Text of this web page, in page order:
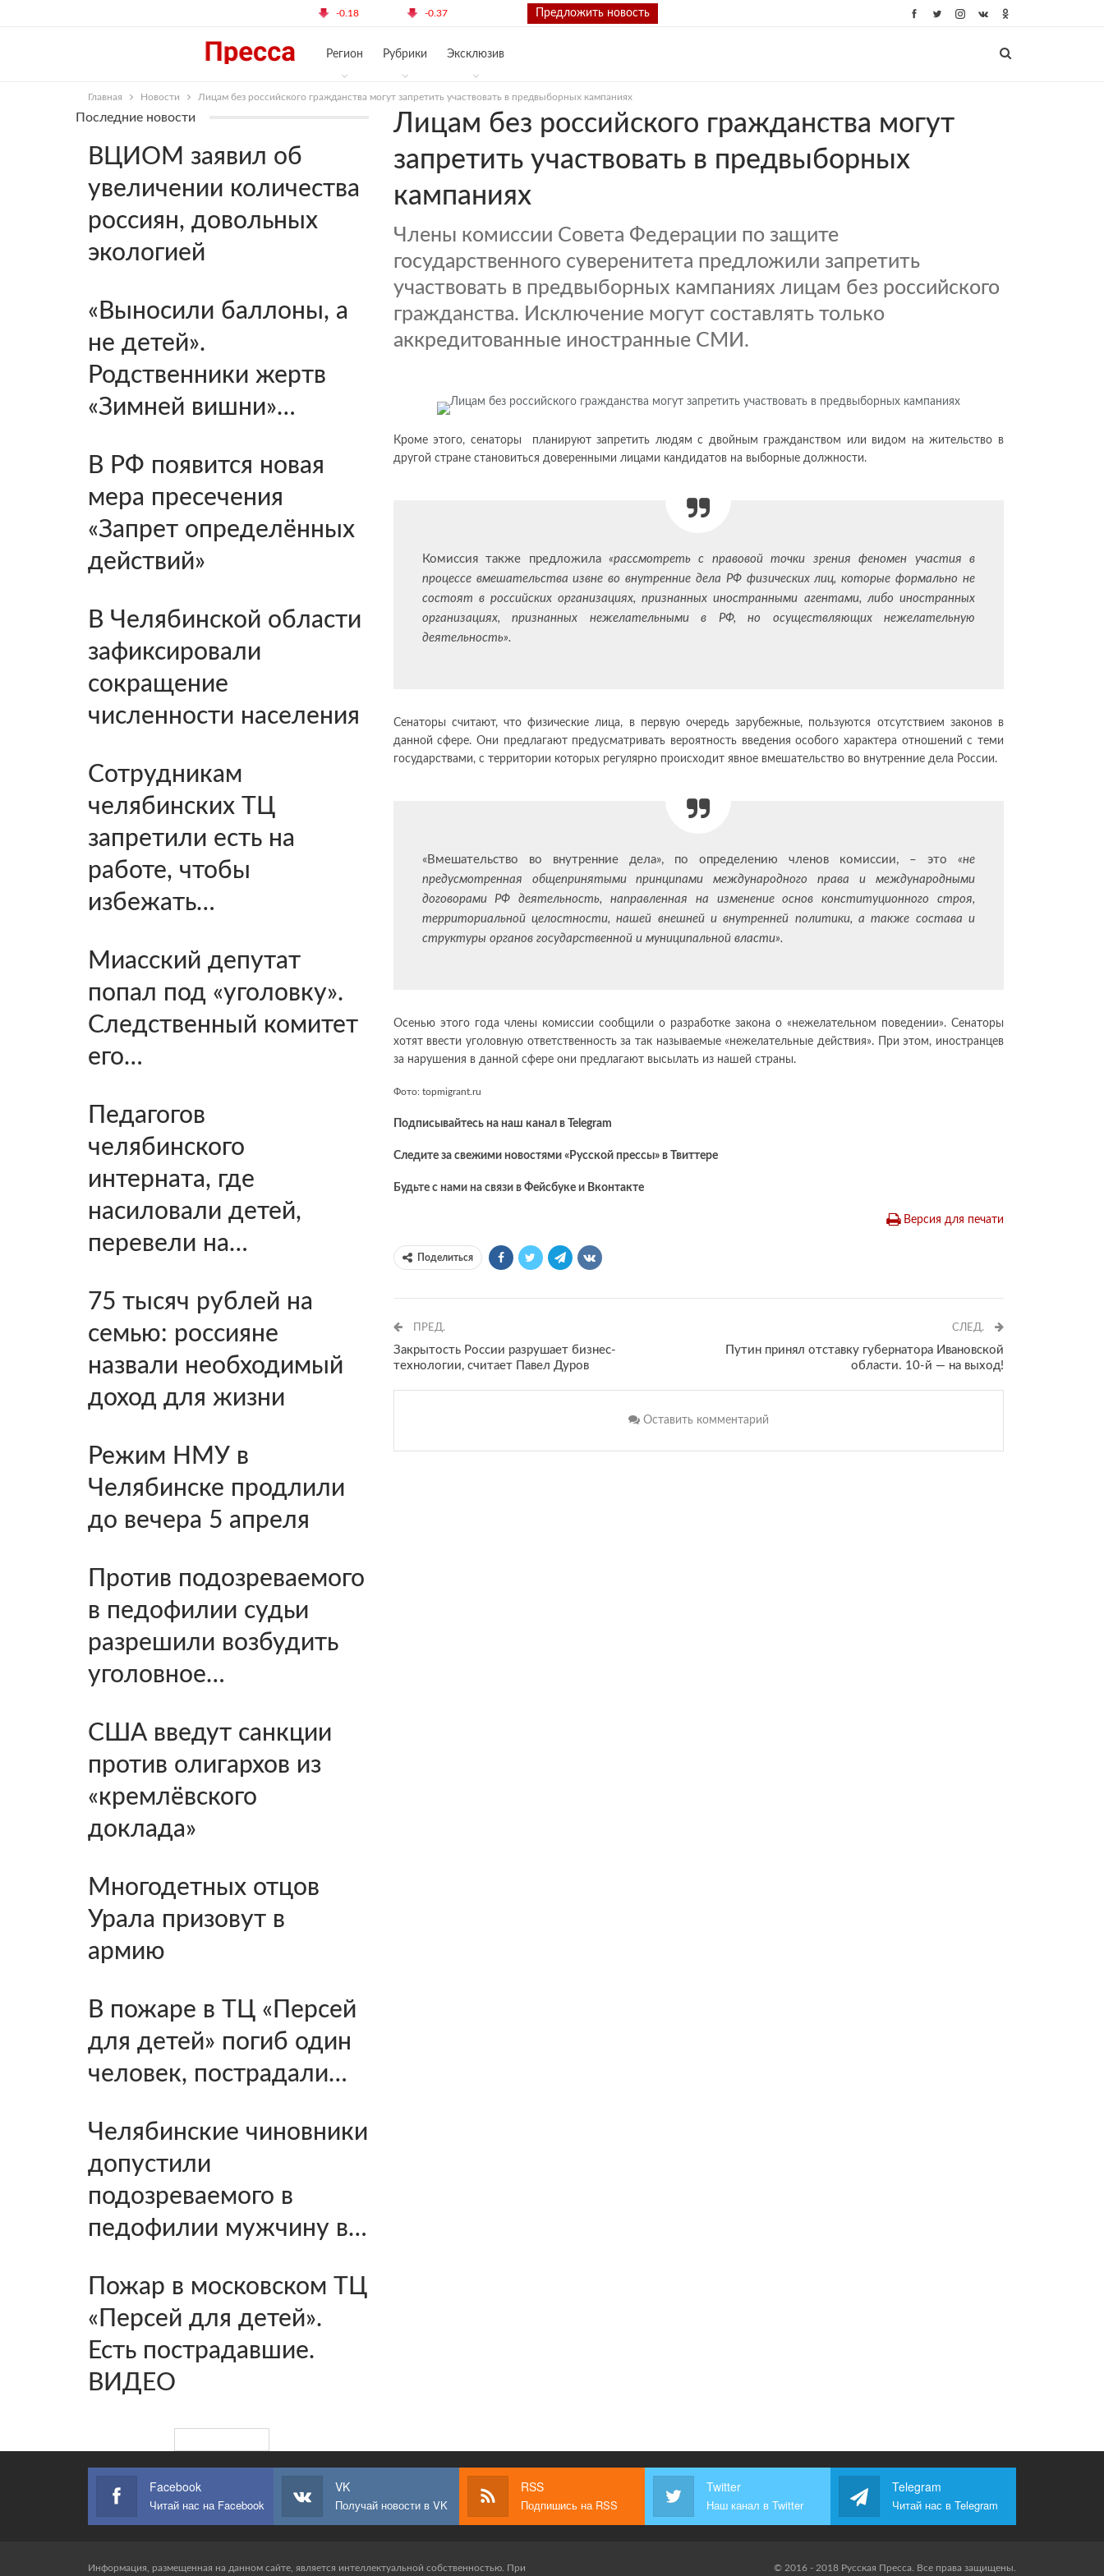
-0.18 -0.37 Предложить новость
Регион Рубрики Эксклюзив
Главная Новости Лицам без российского гражданства могут запретить участвовать в предвыборных кампаниях
Лицам без российского гражданства могут
запретить участвовать в предвыборных
кампаниях
Члены комиссии Совета Федерации по защите
государственного суверенитета предложили запретить
участвовать в предвыборных кампаниях лицам без российского
гражданства. Исключение могут составлять только
аккредитованные иностранные СМИ.
Кроме этого, сенаторы планируют запретить людям с двойным гражданством или видом на жительство в
другой стране становиться доверенными лицами кандидатов на выборные должности.
Комиссия также предложила «рассмотреть с правовой точки зрения феномен участия в
процессе вмешательства извне во внутренние дела РФ физических лиц, которые формально не
состоят в российских организациях, признанных иностранными агентами, либо иностранных
организациях, признанных нежелательными в РФ, но осуществляющих нежелательную
деятельность».
Сенаторы считают, что физические лица, в первую очередь зарубежные, пользуются отсутствием законов в
данной сфере. Они предлагают предусматривать вероятность введения особого характера отношений с теми
государствами, с территории которых регулярно происходит явное вмешательство во внутренние дела России.
«Вмешательство во внутренние дела», по определению членов комиссии, – это «не
предусмотренная общепринятыми принципами международного права и международными
договорами РФ деятельность, направленная на изменение основ конституционного строя,
территориальной целостности, нашей внешней и внутренней политики, а также состава и
структуры органов государственной и муниципальной власти».
Осенью этого года члены комиссии сообщили о разработке закона о «нежелательном поведении». Сенаторы
хотят ввести уголовную ответственность за так называемые «нежелательные действия». При этом, иностранцев
за нарушения в данной сфере они предлагают высылать из нашей страны.
Фото: topmigrant.ru
Подписывайтесь на наш канал в Telegram
Следите за свежими новостями «Русской прессы» в Твиттере
Будьте с нами на связи в Фейсбуке и Вконтакте
Версия для печати
Поделиться
ПРЕД.
Закрытость России разрушает бизнес-
технологии, считает Павел Дуров
СЛЕД.
Путин принял отставку губернатора Ивановской
области. 10-й — на выход!
Оставить комментарий
Последние новости
ВЦИОМ заявил об
увеличении количества
россиян, довольных
экологией
«Выносили баллоны, а
не детей».
Родственники жертв
«Зимней вишни»…
В РФ появится новая
мера пресечения
«Запрет определённых
действий»
В Челябинской области
зафиксировали
сокращение
численности населения
Сотрудникам
челябинских ТЦ
запретили есть на
работе, чтобы
избежать…
Миасский депутат
попал под «уголовку».
Следственный комитет
его…
Педагогов
челябинского
интерната, где
насиловали детей,
перевели на…
75 тысяч рублей на
семью: россияне
назвали необходимый
доход для жизни
Режим НМУ в
Челябинске продлили
до вечера 5 апреля
Против подозреваемого
в педофилии судьи
разрешили возбудить
уголовное…
США введут санкции
против олигархов из
«кремлёвского
доклада»
Многодетных отцов
Урала призовут в
армию
В пожаре в ТЦ «Персей
для детей» погиб один
человек, пострадали…
Челябинские чиновники
допустили
подозреваемого в
педофилии мужчину в…
Пожар в московском ТЦ
«Персей для детей».
Есть пострадавшие.
ВИДЕО
Facebook
Читай нас на Facebook
VK
Получай новости в VK
RSS
Подпишись на RSS
Twitter
Наш канал в Twitter
Telegram
Читай нас в Telegram
Информация, размещенная на данном сайте, является интеллектуальной собственностью. При © 2016 - 2018 Русская Пресса. Все права защищены.